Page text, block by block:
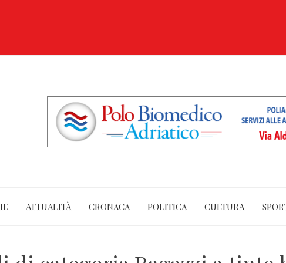
ATTUALITÀ CRONACA POLITICA CULTURA